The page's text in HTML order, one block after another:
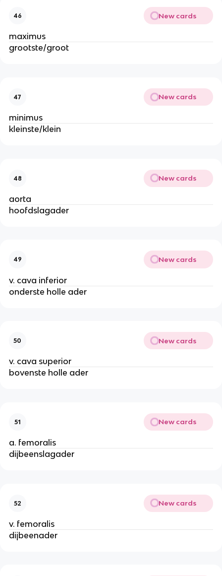
46 New cards
maximus
grootste/groot
47 New cards
minimus
kleinste/klein
48 New cards
aorta
hoofdslagader
49 New cards
v. cava inferior
onderste holle ader
50 New cards
v. cava superior
bovenste holle ader
51 New cards
a. femoralis
dijbeenslagader
52 New cards
v. femoralis
dijbeenader